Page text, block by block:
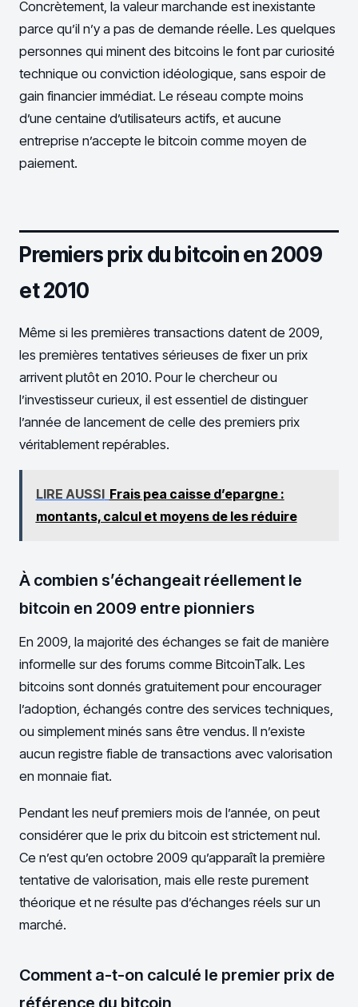
Concrètement, la valeur marchande est inexistante
parce qu’il n’y a pas de demande réelle. Les quelques
personnes qui minent des bitcoins le font par curiosité
technique ou conviction idéologique, sans espoir de
gain financier immédiat. Le réseau compte moins
d’une centaine d’utilisateurs actifs, et aucune
entreprise n’accepte le bitcoin comme moyen de
paiement.
Premiers prix du bitcoin en 2009
et 2010
Même si les premières transactions datent de 2009,
les premières tentatives sérieuses de fixer un prix
arrivent plutôt en 2010. Pour le chercheur ou
l’investisseur curieux, il est essentiel de distinguer
l’année de lancement de celle des premiers prix
véritablement repérables.
LIRE AUSSI Frais pea caisse d’epargne :
montants, calcul et moyens de les réduire
À combien s’échangeait réellement le
bitcoin en 2009 entre pionniers
En 2009, la majorité des échanges se fait de manière
informelle sur des forums comme BitcoinTalk. Les
bitcoins sont donnés gratuitement pour encourager
l’adoption, échangés contre des services techniques,
ou simplement minés sans être vendus. Il n’existe
aucun registre fiable de transactions avec valorisation
en monnaie fiat.
Pendant les neuf premiers mois de l’année, on peut
considérer que le prix du bitcoin est strictement nul.
Ce n’est qu’en octobre 2009 qu’apparaît la première
tentative de valorisation, mais elle reste purement
théorique et ne résulte pas d’échanges réels sur un
marché.
Comment a-t-on calculé le premier prix de
référence du bitcoin